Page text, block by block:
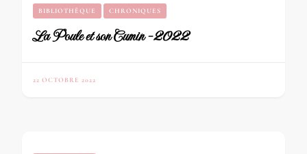
BIBLIOTHÈQUE CHRONIQUES
La Poule et son Cumin -2022
22 OCTOBRE 2022